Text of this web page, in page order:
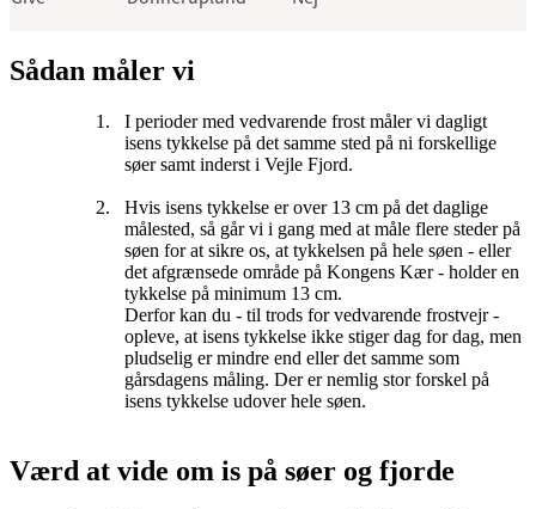
Sådan måler vi
I perioder med vedvarende frost måler vi dagligt
isens tykkelse på det samme sted på ni forskellige
søer samt inderst i Vejle Fjord.
Hvis isens tykkelse er over 13 cm på det daglige
målested, så går vi i gang med at måle flere steder på
søen for at sikre os, at tykkelsen på hele søen - eller
det afgrænsede område på Kongens Kær - holder en
tykkelse på minimum 13 cm.
Derfor kan du - til trods for vedvarende frostvejr -
opleve, at isens tykkelse ikke stiger dag for dag, men
pludselig er mindre end eller det samme som
gårsdagens måling. Der er nemlig stor forskel på
isens tykkelse udover hele søen.
Værd at vide om is på søer og fjorde